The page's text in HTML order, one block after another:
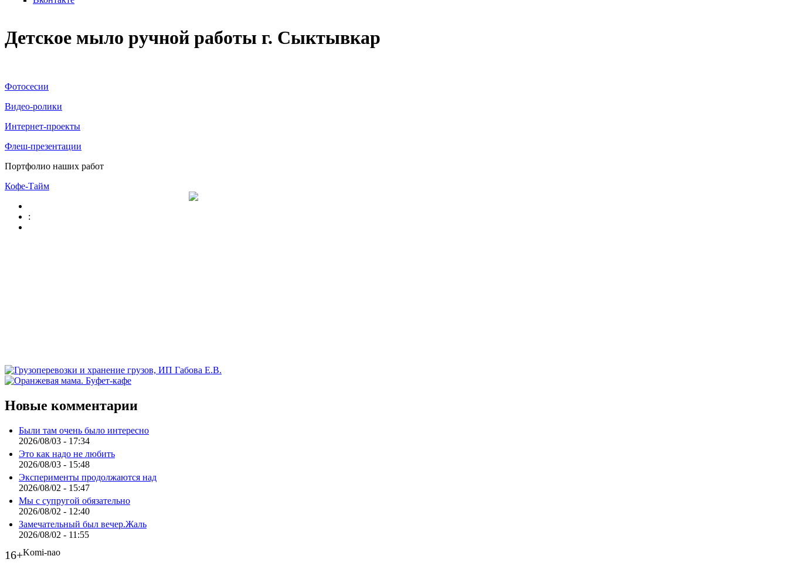
Детское мыло ручной работы г. Сыктывкар
Фотосесии
Видео-ролики
Интернет-проекты
Флеш-презентации
Портфолио наших работ
Кофе-Тайм
:
Новые комментарии
Были там очень было интересно
2026/08/03 - 17:34
Это как надо не любить
2026/08/03 - 15:48
Эксперименты продолжаются над
2026/08/02 - 15:47
Мы с супругой обязательно
2026/08/02 - 12:40
Замечательный был вечер.Жаль
2026/08/02 - 11:55
16+Komi-nao